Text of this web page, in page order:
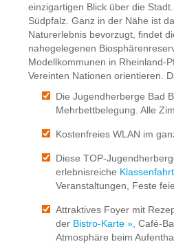
einzigartigen Blick über die
Südpfalz. Ganz in der Nähe ist
Naturerlebnis bevorzugt, findet
nahegelegenen
Modellkommunen in Rheinland-
Vereinten Nationen orientieren.
Die Jugendherberge Bad
Mehrbettbelegung. Alle
Kostenfreies WLAN im
Diese TOP-
erlebnisreiche
Veranstaltungen, Feste
Attraktives Foyer mit
der Bistro-Karte » , Café-
Atmosphäre beim